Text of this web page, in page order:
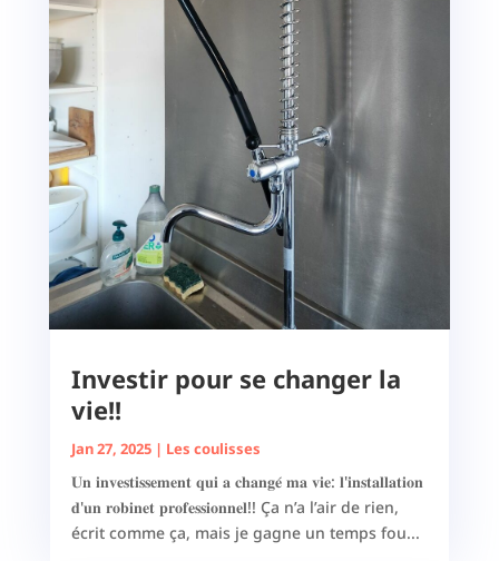
Investir pour se changer la
vie!!
Jan 27, 2025| Les coulisses
𝐔𝐧 𝐢𝐧𝐯𝐞𝐬𝐭𝐢𝐬𝐬𝐞𝐦𝐞𝐧𝐭 𝐪𝐮𝐢 𝐚 𝐜𝐡𝐚𝐧𝐠𝐞́ 𝐦𝐚 𝐯𝐢𝐞: 𝐥'𝐢𝐧𝐬𝐭𝐚𝐥𝐥𝐚𝐭𝐢𝐨𝐧
𝐝'𝐮𝐧 𝐫𝐨𝐛𝐢𝐧𝐞𝐭 𝐩𝐫𝐨𝐟𝐞𝐬𝐬𝐢𝐨𝐧𝐧𝐞𝐥!! Ça n’a l’air de rien,
écrit comme ça, mais je gagne un temps fou...